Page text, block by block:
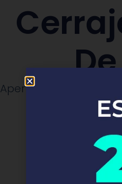
Apertura, reparación